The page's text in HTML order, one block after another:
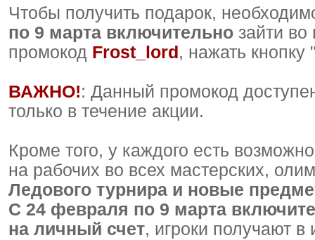
Чтобы получить подарок,
по 9 марта включительно зайти во
промокод Frost_lord , нажать кнопку
ВАЖНО!: Данный промокод
только в течение акции.
Кроме того, у каждого есть
на рабочих во всех мастерских,
Ледового турнира и новые
С 24 февраля по 9 марта
на личный счет, игроки получают